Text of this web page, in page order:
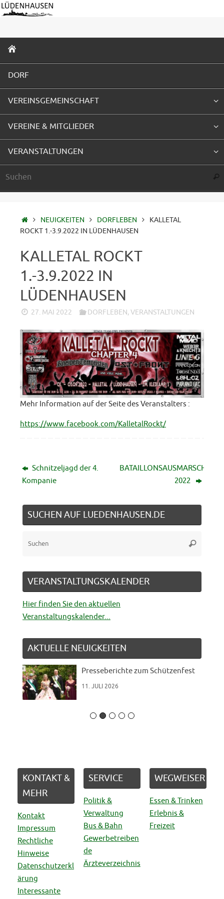
Zum
Inhalt
INHALT
SPRINGEN
DORF
VEREINSGEMEINSCHAFT
VEREINE & MITGLIEDER
VERANSTALTUNGEN
STARTSEITE
NEUIGKEITEN DORFLEBEN
KALLETAL
ROCKT 1.-3.9.2022 IN LÜDENHAUSEN
KALLETAL ROCKT
1.-3.9.2022 IN
LÜDENHAUSEN
27. MAI 2022 DORFLEBEN,VERANSTALTUNGEN
Mehr Information auf der Seite des Veranstalters :
https://www.facebook.com/KalletalRockt/
Schnitzeljagd der 4.
Kompanie
BATAILLONSAUSMARSCH
2022
SUCHEN AUF LUEDENHAUSEN.DE
Suchen
VERANSTALTUNGSKALENDER
Hier finden Sie den aktuellen
Veranstaltungskalender...
AKTUELLE NEUIGKEITEN
Presseberichte zum Schützenfest
11. JULI 2026
KONTAKT &
MEHR
Kontakt
Impressum
Rechtliche
Hinweise
Datenschutzerkl
ärung
Interessante
SERVICE
Politik &
Verwaltung
Bus & Bahn
Gewerbetreiben
de
Ärzteverzeichnis
WEGWEISER
Essen & Trinken
Erlebnis &
Freizeit